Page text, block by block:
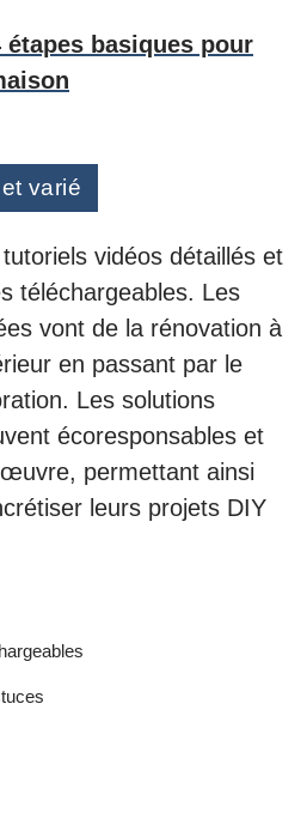
étapes basiques pour
varié
vidéos détaillés et
téléchargeables. Les
vont de la rénovation à
en passant par le
Les solutions
écoresponsables et
permettant ainsi
leurs projets DIY